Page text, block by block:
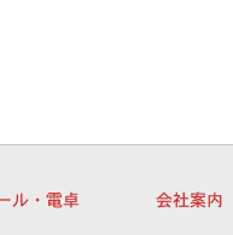
ル・電卓 会社案内